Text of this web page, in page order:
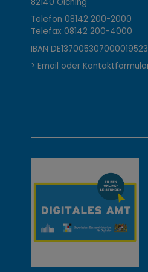
o
n
t
a
k
Telefon08142 200-2000
Telefax08142 200-4000
IBAN
> Email oder